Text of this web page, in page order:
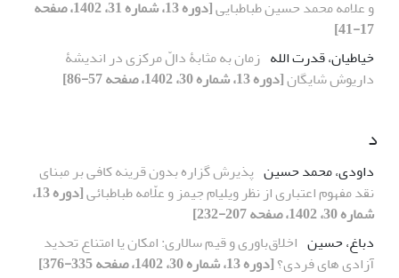
و علامه محمد حسین طباطبایی
[دوره 13، شماره 31، 1402، صفحه
17-41]
خیاطیان، قدرت الله زمان به مثابۀ دالّ مرکزی در اندیشۀ
داریوش شایگان[دوره 13، شماره 30، 1402، صفحه 57-86]
د
داودی، محمد حسین پذیرش گزاره بدون قرینه کافی بر مبنای
نقد مفهوم اعتباری از نظر ویلیام جیمز و علّامه طباطبائی
[دوره 13،
شماره 30، 1402، صفحه 207-232]
دباغ، حسین اخلاق‌باوری و قیم سالاری: امکان یا امتناع تحدید
آزادی های فردی؟[دوره 13، شماره 30، 1402، صفحه 335-376]